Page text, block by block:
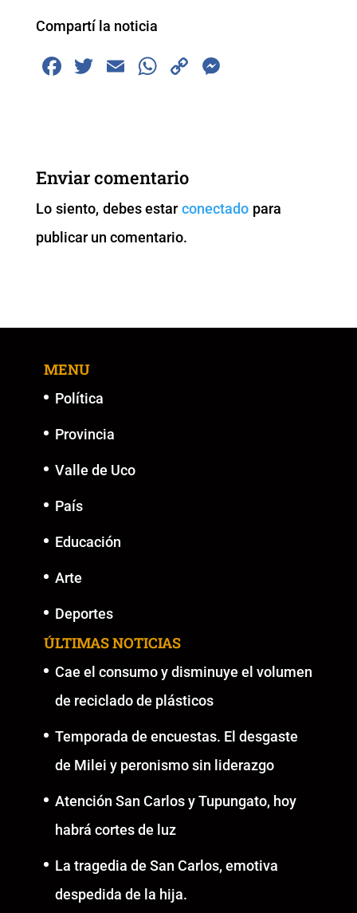
Compartí la noticia
F
b
o
o
k
T
E
W
A
p
p
C
k
er
Enviar comentario
Lo siento, debes estarconectado para
publicar un comentario.
MENU
Política
Provincia
Valle de Uco
País
Educación
Arte
Deportes
ÚLTIMAS NOTICIAS
Cae el consumo y disminuye el volumen
de reciclado de plásticos
Temporada de encuestas. El desgaste
de Milei y peronismo sin liderazgo
Atención San Carlos y Tupungato, hoy
habrá cortes de luz
La tragedia de San Carlos, emotiva
despedida de la hija.